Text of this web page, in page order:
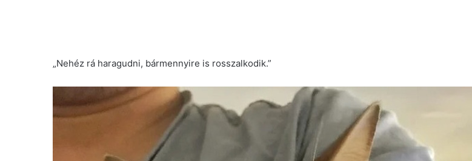
„Nehéz rá haragudni, bármennyire is rosszalkodik.”